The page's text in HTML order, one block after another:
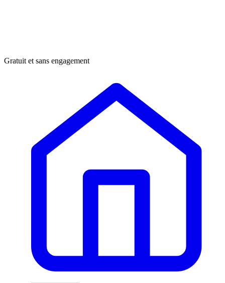
Gratuit et sans engagement